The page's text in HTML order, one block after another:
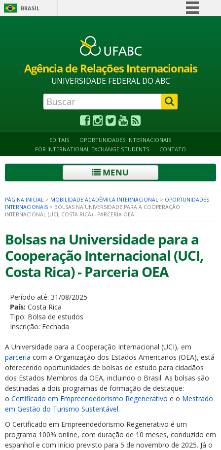
BRASIL
Acesso à informação
Canais
Agência de Relações Internacionais
UNIVERSIDADE FEDERAL DO ABC
EDITAIS
OPORTUNIDADES INTERNACIONAIS
FOR INTERNATIONAL EXCHANGE STUDENTS
CONTATO
MENU
PÁGINA INICIAL > MOBILIDADE ACADÊMICA INTERNACIONAL > OPORTUNIDADES
INTERNACIONAIS > BOLSAS NA UNIVERSIDADE PARA A COOPERAÇÃO
INTERNACIONAL (UCI, COSTA RICA) - PARCERIA OEA
Bolsas na Universidade para a
Cooperação Internacional (UCI,
Costa Rica) - Parceria OEA
Período até: 31/08/2025
País: Costa Rica
Tipo: Bolsa de estudos
Inscrição: Fechada
A Universidade para a Cooperação Internacional (UCI), em
parceria com a Organização dos Estados Americanos (OEA), está
oferecendo oportunidades de bolsas de estudo para cidadãos
dos Estados Membros da OEA, incluindo o Brasil. As bolsas são
destinadas a dois programas de formação de destaque:
o Certificado em Empreendedorismo Regenerativo e o Mestrado
em Gestão do Turismo Sustentável.
O Certificado em Empreendedorismo Regenerativo é um
programa 100% online, com duração de 10 meses, conduzido em
espanhol e com início previsto para 5 de novembro de 2025. Já o